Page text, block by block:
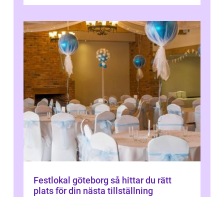
Festlokal göteborg så hittar du rätt
plats för din nästa tillställning